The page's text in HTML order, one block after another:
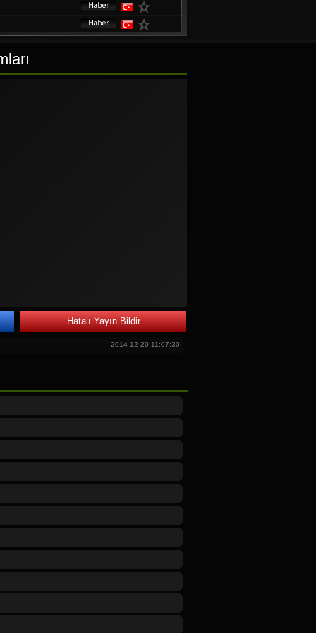
Hatalı Yayın Bildir
2014-12-20 11:07:30
rakamlar oyunlar öğreniyor iyki lulı
ekranda görmek istiyor. İletişime
yaaaaaa
Luli TV'yi izliyor.Sabah-akşam